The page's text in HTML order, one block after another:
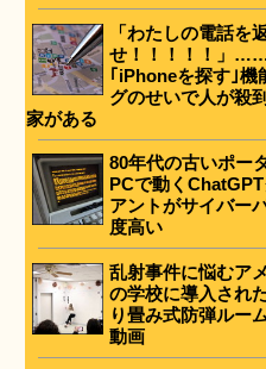
「わたしの電話を
せ！！！！！」
｢iPhoneを探す｣機
グのせいで人が殺
家がある
80年代の古いポー
PCで動くChatGPT
アントがサイバー
度高い
乱射事件に悩むア
の学校に導入され
り畳み式防弾ルー
動画